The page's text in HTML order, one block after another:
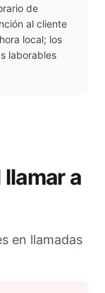
de
al cliente
local; los
laborables
a
en llamadas